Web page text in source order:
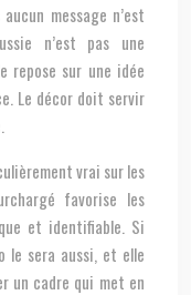
message n’est
n’est pas une
repose sur une idée
Le décor doit servir
vrai sur les
favorise les
et identifiable. Si
le sera aussi, et elle
un cadre qui met en